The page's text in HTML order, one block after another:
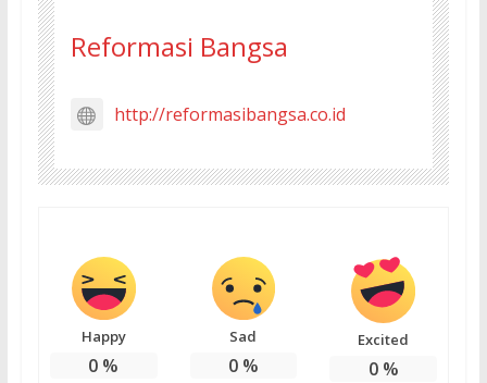
Reformasi Bangsa
http://reformasibangsa.co.id
Happy
0 %
Sad
0%
Excited
0%